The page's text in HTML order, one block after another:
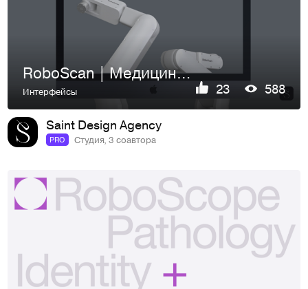
RoboScan | Медицинский интерфейс для ПК | UX/UI
Интерфейсы 23 588
Saint Design Agency
PRO Студия, 3 соавтора